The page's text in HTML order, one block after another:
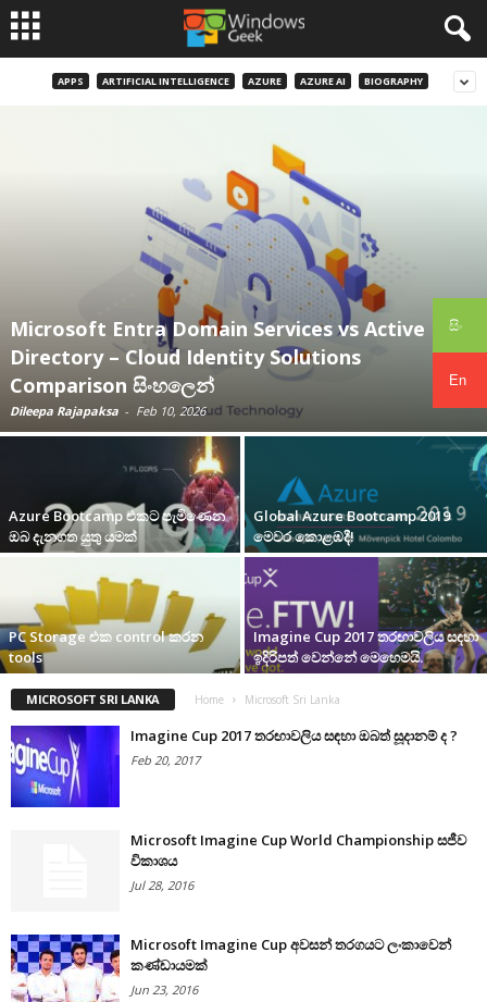
සිං
En
APPS ARTIFICIAL INTELLIGENCE AZURE AZURE AI BIOGRAPHY
Microsoft Entra Domain Services vs Active
Directory – Cloud Identity Solutions
Comparison සිංහලෙන්
Dileepa Rajapaksa - Feb 10, 2026
Azure Bootcamp එකට පැමිණෙන
ඔබ දැනගත යුතු යමක්
Global Azure Bootcamp 2019
මෙවර කොළඹදී!
PC Storage එක control කරන
tools
Imagine Cup 2017 තරඟාවලිය සඳහා
ඉදිරිපත් වෙන්නේ මෙහෙමයි.
MICROSOFT SRI LANKA Home Microsoft Sri Lanka
Imagine Cup 2017 තරඟාවලිය සඳහා ඔබත් සූදානම් ද ?
Feb 20, 2017
Microsoft Imagine Cup World Championship සජීව
විකාශය
Jul 28, 2016
Microsoft Imagine Cup අවසන් තරගයට ලංකාවෙන්
කණ්ඩායමක්
Jun 23, 2016